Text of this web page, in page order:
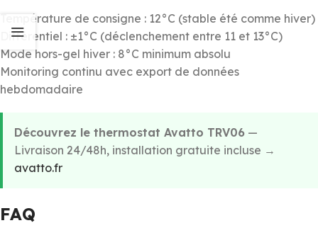
Température de consigne : 12°C (stable été comme hiver)
Différentiel : ±1°C (déclenchement entre 11 et 13°C)
Mode hors-gel hiver : 8°C minimum absolu
Monitoring continu avec export de données
hebdomadaire
Découvrez le thermostat Avatto TRV06 —
Livraison 24/48h, installation gratuite incluse →
avatto.fr
FAQ